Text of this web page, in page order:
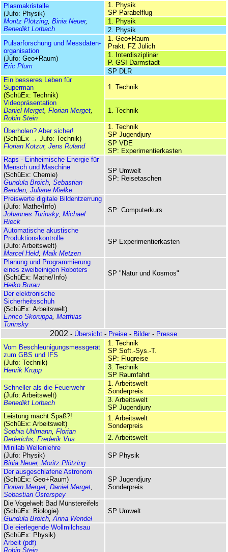
Plasma­kristalle
(Jufo: Physik)
Moritz Plötzing Binia Neuer,
Benedikt Lorbach
1. Physik
SP Parabelflug
1. Physik
2. Physik
Pulsarforschung und Messdaten­
organisation
(Jufo: Geo+Raum)
Eric Plum
1. Geo+Raum
Prakt. FZ Jülich
1. Interdisziplinär
P. GSI Darmstadt
SP DLR
Ein besseres Leben für
Superman
(SchüEx: Technik)
Videopräsentation
Daniel Merget Florian Merget
Robin Stein
1. Technik
1. Technik
Überholen? Aber sicher!
(SchüEx → Jufo: Technik)
Florian Kotzur, Jens Ruland
1. Technik
SP Jugendjury
SP VDE
SP: Experimentierkasten
Raps - Einheimische Energie für
Mensch und Maschine
(SchüEx: Chemie)
Gundula Broich Sebastian
Benden Juliane Mielke
SP Umwelt
SP: Reisetaschen
Preiswerte digitale Bildentzerrung
(Jufo: Mathe/Info)
Johannes Turinsky, Michael
Rieck
SP: Computerkurs
Automatische akustische
Produktionskontrolle
(Jufo: Arbeitswelt)
Marcel Held, Maik Metzen
SP Experimentierkasten
Planung und Programmierung
eines zweibeinigen Roboters
(SchüEx: Mathe/Info)
Heiko Burau
SP "Natur und Kosmos"
Der elektronische
Sicherheitsschuh
(SchüEx: Arbeitswelt)
Enrico Skoruppa Matthias
Turinsky
2002 - Übersicht - Preise - Bilder - Presse
Vom Beschleunigungs­mess­gerät
zum GBS und IFS
(Jufo: Technik)
Henrik Krupp
1. Technik
SP Soft.-Sys.-T.
SP: Flugreise
3. Technik
SP Raumfahrt
Schneller als die Feuerwehr
(Jufo: Arbeitswelt)
Benedikt Lorbach
1. Arbeitswelt
Sonder­preis
3. Arbeitswelt
SP Jugendjury
Leistung macht Spaß?!
(SchüEx: Arbeitswelt)
Sophia Uhlmann Florian
Dederichs Frederik Vus
1. Arbeitswelt
Sonder­preis
2. Arbeitswelt
Minilab Wellenlehre
(Jufo: Physik)
Binia Neuer, Moritz Plötzing
SP Physik
Der ausgeschlafene Astronom
(SchüEx: Geo+Raum)
Florian Merget Daniel Merget
Sebastian Osterspey
SP Jugendjury
Sonder­preis
Die Vogelwelt Bad Münstereifels
(SchüEx: Biologie)
Gundula Broich Anna Wendel
SP Umwelt
Die eierlegende Wollmilchsau
(SchüEx: Physik)
Arbeit (pdf)
Robin Stein